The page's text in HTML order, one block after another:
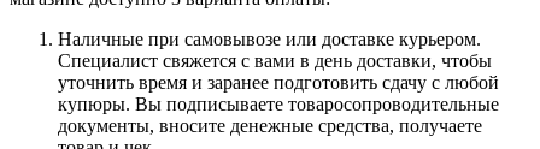
Наличные при самовывозе или доставке курьером.
Специалист свяжется с вами в день доставки, чтобы
уточнить время и заранее подготовить сдачу с любой
купюры. Вы подписываете товаросопроводительные
документы, вносите денежные средства, получаете